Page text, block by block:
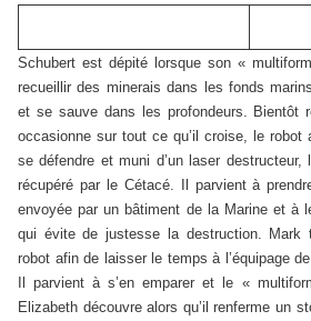
Schubert est dépité lorsque son «
recueillir des minerais dans les fonds
et se sauve dans les profondeurs. Bientôt
occasionne sur tout ce qu’il croise, le robot
se défendre et muni d’un laser
récupéré par le Cétacé. Il parvient à
envoyée par un bâtiment de la Marine et à
qui évite de justesse la destruction. Mark
robot afin de laisser le temps à l’équipage
Il parvient à s’en emparer et le «
Elizabeth découvre alors qu’il renferme un